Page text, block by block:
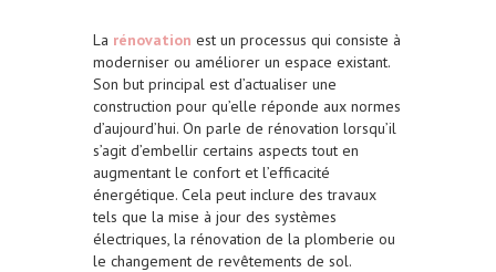
La rénovation est un processus qui consiste à
moderniser ou améliorer un espace existant.
Son but principal est d’actualiser une
construction pour qu’elle réponde aux normes
d’aujourd’hui. On parle de rénovation lorsqu’il
s’agit d’embellir certains aspects tout en
augmentant le confort et l’efficacité
énergétique. Cela peut inclure des travaux
tels que la mise à jour des systèmes
électriques, la rénovation de la plomberie ou
le changement de revêtements de sol.